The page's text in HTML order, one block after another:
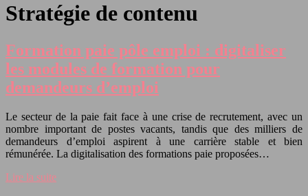
Stratégie de contenu
Formation paie pôle emploi : digitaliser
les modules de formation pour
demandeurs d’emploi
Le secteur de la paie fait face à une crise de recrutement, avec un
nombre important de postes vacants, tandis que des milliers de
demandeurs d’emploi aspirent à une carrière stable et bien
rémunérée. La digitalisation des formations paie proposées…
Lire la suite